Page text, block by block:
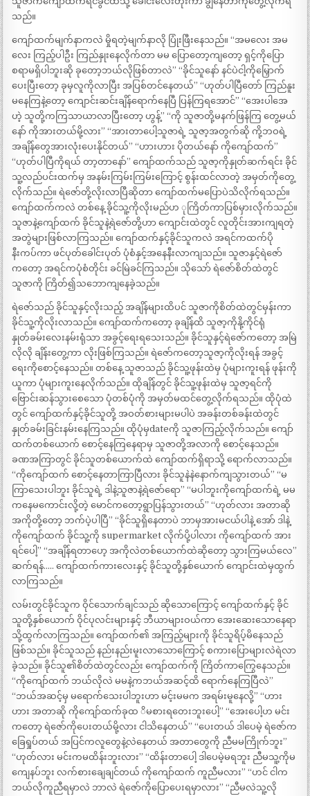
သည်။
ကျော်ထက်မျက်နာကလဲ မှိုရတဲ့မျက်နာလို ပြုံးဖြီးနေသည်။ “အမလေး အမ
လေး ကြည့်ပါဦး ကြည်နှုးနေလိုက်တာ မမ ပြောတော့ကျတော့ ရှင့်ကိုပြော
စရာမရှိပါဘူးဆို ခုတော့ဘယ်လိုဖြစ်တာလဲ” “ခိုင်သူနော် နင်ပဲငါ့ကိုမြှောက်
ပေးပြီးတော့ ခုမှလူကိုလာပြီး အပြစ်တင်နေတယ်” “ဟုတ်ပါပြီတော် ကြည်နူး
မနေကြနဲ့တော့ ကျောင်းဆင်းချိန်ရောက်နေပြီ ပြန်ကြရအောင်” “အေးပါအေ
ဟဲ့ သူတို့ကကြသာယာလာပြီးတော့ ဟွန့်” “ကို သူဇာတို့မနက်ဖြန်ကြ တွေ့မယ်
နော် ကိုအားတယ်မို့လား” “အားတာပေါ့သူဇာရဲ့ သူဇာ့အတွက်ဆို ကို့ဘဝရဲ့
အချိန်တွေအားလုံးပေးနိုင်တယ်” “ဟားဟား ပိုတယ်နော် ကိုကျော်ထက်”
“ဟုတ်ပါပြီကိုရယ် တာ့တာနော်” ကျော်ထက်သည် သူဇာ့ကိုနှုတ်ဆက်ရင်း ခိုင်
သူ့လည်ပင်းထက်မှ အနမ်းကြမ်းကြမ်းကြောင့် စွန်းထင်လာတဲ့ အမှတ်ကိုတွေ့
လိုက်သည်။ ရဲဇော်တို့လိုးလာပြီဆိုတာ ကျော်ထက်မပြောပဲသိလိုက်ရသည်။
ကျော်ထက်ကလဲ တစ်နေ့ ခိုင်သူ့ကိုလိုးမည်ဟ ုကြိတ်ကာပြစ်မှားလိုက်သည်။
သူဇာနဲ့ကျော်ထက် ခိုင်သူနဲ့ရဲဇော်တို့ဟာ ကျောင်းထဲတွင် လူတိုင်းအားကျရတဲ့
အတွဲများဖြစ်လာကြသည်။ ကျော်ထက်နှင့်ခိုင်သူကလဲ အရင်ကထက်ပို
နီးကပ်ကာ ဖင်ပုတ်ခေါင်းပုတ် ပုံစံနှင့်အနေနီးလာကျသည်။ သူဇာနှင့်ရဲဇော်
ကတော့ အရင်ကပုံစံတိုင်း ခင်မြဲခင်ကြသည်။ သိုသော် ရဲဇော်စိတ်ထဲတွင်
သူဇာကို ကြိတ်၍သဘောကျနေခဲ့သည်။
ရဲဇော်သည် ခိုင်သူနှင့်လိုးသည့် အချိန်များထိပင် သူဇာကိုစိတ်ထဲတွင်မှန်းကာ
ခိုင်သူ့ကိုလိုးလာသည်။ ကျော်ထက်ကတော့ ခုချိန်ထိ သူဇာ့ကိုနို့ကိုင်ရုံ
နှုတ်ခမ်းလေးနမ်းရုံသာ အခွင့်ရေးရသေးသည်။ ခိုင်သူနှင့်ရဲဇော်ကတော့ အမြဲ
လိုလို ချိန်းတွေ့ကာ လိုးဖြစ်ကြသည်။ ရဲဇော်ကတော့သူဇာ့ကိုလိုးရန် အခွင့်
ရေးကိုစောင့်နေသည်။ တစ်နေ့ သူဇာသည် ခိုင်သူ့ဖုန်းထဲမှ ပုံများကူးရန် ဖုန်းကို
ယူကာ ပုံများကူးနေလိုက်သည်။ ထိုချိန်တွင် ခိုင်သူ့ဖုန်းထဲမှ သူဇာ့ရင်ကို
ဗြောင်းဆန်သွားစေသော ပုံတစ်ပုံကို အမှတ်မထင်တွေ့လိုက်ရသည်။ ထိုပုံထဲ
တွင် ကျော်ထက်နှင့်ခိုင်သူတို့ အဝတ်စားများမပါပဲ အခန်းတစ်ခန်းထဲတွင်
နှုတ်ခမ်းခြင်းနမ်းနေကြသည်။ ထိုပုံမှdateကို သူဇာကြည့်လိုက်သည်။ ကျော်
ထက်တစ်ယောက် စောင့်နေကြနေရာမှ သူဇာတို့အလာကို စောင့်နေသည်။
ခဏအကြာတွင် ခိုင်သူတစ်ယောက်ထဲ ကျော်ထက်ရှိရာသို့ ရောက်လာသည်။
“ကိုကျော်ထက် စောင့်နေတာကြာပြီလား ခိုင်သူနဲနဲနောက်ကျသွားတယ်” “မ
ကြာသေးပါဘူး ခိုင်သူရဲ့ ဒါနဲ့သူဇာနဲ့ရဲဇော်ရော” “မပါဘူးကိုကျော်ထက်ရဲ့ မမ
ကနေမကောင်းလို့တဲ့ မောင်ကတော့ရွာပြန်သွားတယ်” “ဟုတ်လား အတာဆို
အကိုတို့တော့ ဘက်ပဲ့ပါပြီ” “ခိုင်သူရှိနေတာပဲ ဘာမှအားမငယ်ပါနဲ့ အော် ဒါနဲ့
ကိုကျော်ထက် ခိုင်သူ့ကို supermarket လိုက်ပို့ပါလား ကိုကျော်ထက် အား
ရင်ပေါ့” “အချိန်ရတာပော့ အကိုလဲတစ်ယောက်ထဲဆိုတော့ သွားကြမယ်လေ”
ဆက်ရန်….. ကျော်ထက်ကားလေးနှင့် ခိုင်သူတို့နှစ်ယောက် ကျောင်းထဲမှထွက်
လာကြသည်။
လမ်းတွင်ခိုင်သူက ဝိုင်သောက်ချင်သည် ဆိုသောကြောင့် ကျော်ထက်နှင့် ခိုင်
သူတို့နှစ်ယောက် ဝိုင်ပုလင်းများနှင့် ဘီယာများဝယ်ကာ အေးဆေးသောနေရာ
သို့ထွက်လာကြသည်။ ကျော်ထက်၏ အကြည့်များကို ခိုင်သူရိပ့်မိနေသည်
ဖြစ်သည်။ ခိုင်သူသည် နည်းနည်းမူးလာသောကြောင့် စကားပြောများလဲရဲလာ
ခဲ့သည်။ ခိုင်သူ၏စိတ်ထဲတွင်လည်း ကျော်ထက်ကို ကြိတ်ကာကြွေနေသည်။
“ကိုကျော်ထက် ဘယ်လိုလဲ မမနဲ့ကဘယ်အဆင့်ထိ ရောက်နေကြပြီလဲ”
“ဘယ်အဆင့်မှ မရောက်သေးပါဘူးဟာ မင့်းမမက အရမ်းမူနေလို့” “ဟား
ဟား အတာဆို ကိုကျော်ထက်ခုထ ိမစားရတေးဘူးပေါ့” “အေးပေါ့ဟ မင်း
ကတော့ ရဲဇော်ကိုပေးတယ်မို့လား ငါသိနေတယ်” “ပေးတယ် ဒါပေမဲ့ ရဲဇော်က
ခြေရှုပ်တယ် အပြင်ကလူတွေနဲ့လဲနေတယ် အတာတွေကို ညီမမကြိုက်ဘူး”
“ဟုတ်လား မင်းကမထိန်းဘူးလား” “ထိန်းတာပေါ့ ဒါပေမဲ့မရဘူး ညီမသူ့ကိုမ
ကျေနပ်ဘူး လက်စားချေချင်တယ် ကိုကျော်ထက် ကူညီမလား” “ဟင် ငါက
ဘယ်လိုကူညီရမှာလဲ ဘာလဲ ရဲဇော်ကိုပြောပေးရမှာလား” “ညီမလဲသူ့လို